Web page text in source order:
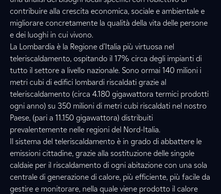
contribuire alla crescita economica, sociale e ambientale e
migliorare concretamente la qualità della vita delle persone
e dei luoghi in cui vivono.
La Lombardia è la Regione d’Italia più virtuosa nel
teleriscaldamento, ospitando il 17% circa degli impianti di
tutto il settore a livello nazionale. Sono ormai 140 milioni i
metri cubi di edifici lombardi riscaldati grazie al
teleriscaldamento (circa 4.180 gigawattora termici prodotti
ogni anno) su 350 milioni di metri cubi riscaldati nel nostro
Paese, (pari a 11.150 gigawattora) distribuiti
prevalentemente nelle regioni del Nord-Italia.
Il sistema del teleriscaldamento è in grado di abbattere le
emissioni cittadine, grazie alla sostituzione delle singole
caldaie per il riscaldamento di ogni abitazione con una sola
centrale di generazione di calore, più efficiente, più facile da
gestire e monitorare, nella quale viene prodotto il calore